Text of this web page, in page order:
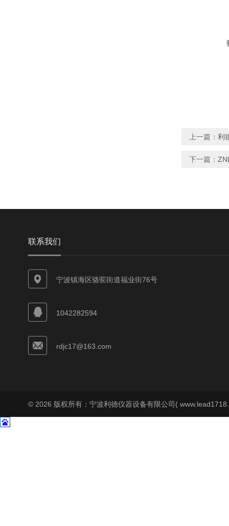
上一篇： 利
下一篇：
联系我们
宁波镇海区骆驼街道福业街76号
1042282594
rdjc17@163.com
© 2026 版权所有：宁波利德仪器设备有限公司(